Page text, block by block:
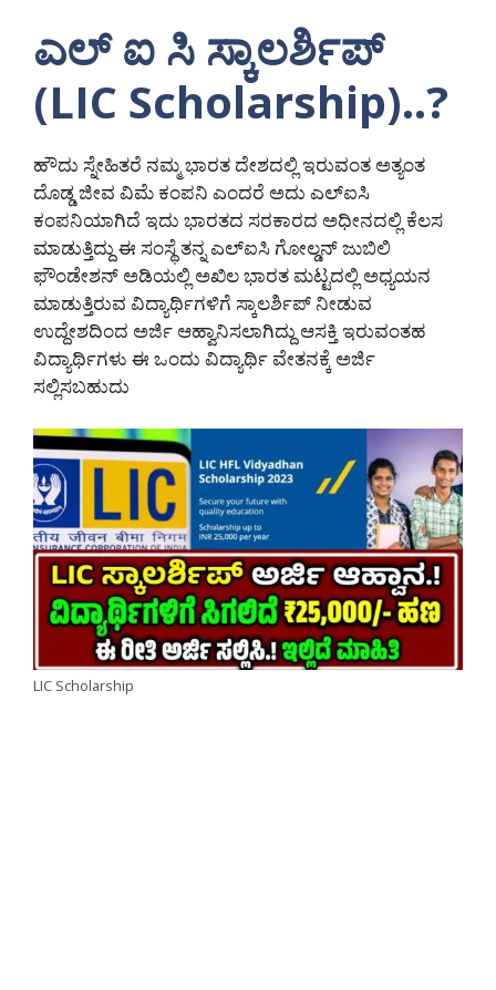
ಎಲ್ ಐ ಸಿ ಸ್ಕಾಲರ್ಶಿಪ್
(LIC Scholarship)..?
ಹೌದು ಸ್ನೇಹಿತರೆ ನಮ್ಮ ಭಾರತ ದೇಶದಲ್ಲಿ ಇರುವಂತ ಅತ್ಯಂತ
ದೊಡ್ಡ ಜೀವ ವಿಮೆ ಕಂಪನಿ ಎಂದರೆ ಅದು ಎಲ್ಐಸಿ
ಕಂಪನಿಯಾಗಿದೆ ಇದು ಭಾರತದ ಸರಕಾರದ ಅಧೀನದಲ್ಲಿ ಕೆಲಸ
ಮಾಡುತ್ತಿದ್ದು ಈ ಸಂಸ್ಥೆ ತನ್ನ ಎಲ್ಐಸಿ ಗೋಲ್ಡನ್ ಜುಬಿಲಿ
ಫೌಂಡೇಶನ್ ಅಡಿಯಲ್ಲಿ ಅಖಿಲ ಭಾರತ ಮಟ್ಟದಲ್ಲಿ ಅಧ್ಯಯನ
ಮಾಡುತ್ತಿರುವ ವಿದ್ಯಾರ್ಥಿಗಳಿಗೆ ಸ್ಕಾಲರ್ಶಿಪ್ ನೀಡುವ
ಉದ್ದೇಶದಿಂದ ಅರ್ಜಿ ಆಹ್ವಾನಿಸಲಾಗಿದ್ದು ಆಸಕ್ತಿ ಇರುವಂತಹ
ವಿದ್ಯಾರ್ಥಿಗಳು ಈ ಒಂದು ವಿದ್ಯಾರ್ಥಿ ವೇತನಕ್ಕೆ ಅರ್ಜಿ
ಸಲ್ಲಿಸಬಹುದು
LIC Scholarship